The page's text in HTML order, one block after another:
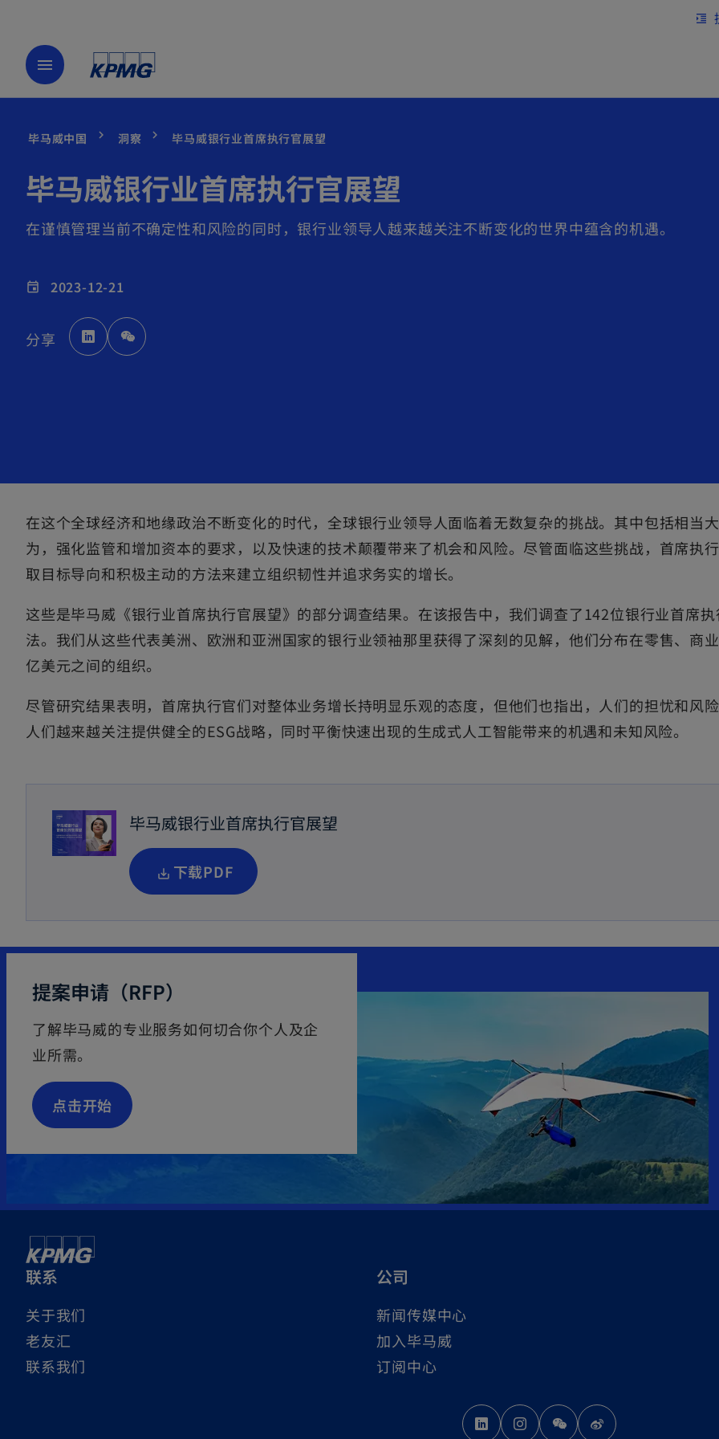
format_indent_increase
menu
毕马威中国 洞察 毕马威银行业首席执行官展望
毕马威银行业首席执行官展望
在谨慎管理当前不确定性和风险的同时，银行业领导人越来越关注不断变化的世界中蕴含的机遇。
event 2023-12-21
分享
o
p
e
t
a
在这个全球经济和地缘政治不断变化的时代，全球银行业领导人面临着无数复杂的挑战。其中包括相当
为，强化监管和增加资本的要求，以及快速的技术颠覆带来了机会和风险。尽管面临这些挑战，首席执
取目标导向和积极主动的方法来建立组织韧性并追求务实的增长。
这些是毕马威《银行业首席执行官展望》的部分调查结果。在该报告中，我们调查了142位银行业首席
法。我们从这些代表美洲、欧洲和亚洲国家的银行业领袖那里获得了深刻的见解，他们分布在零售、
亿美元之间的组织。
尽管研究结果表明，首席执行官们对整体业务增长持明显乐观的态度，但他们也指出，人们的担忧和风
人们越来越关注提供健全的ESG战略，同时平衡快速出现的生成式人工智能带来的机遇和未知风险。
毕马威银行业首席执行官展望
下载PDF
o
p
e
n
n
t
b
提案申请（RFP）
了解毕马威的专业服务如何切合你个人及企
业所需。
点击开始
联系
关于我们
老友汇
联系我们
公司
新闻传媒中心
加入毕马威
订阅中心
o
o
o